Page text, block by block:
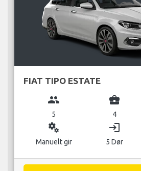
FIAT TIPO ESTATE
group
5
business_center
4
miscellaneous_services
Manuelt gir
login
5 Dør